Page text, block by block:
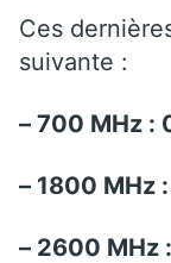
Ces
suivante :
– 700 MHz :
– 1800 MHz
– 2600 MHz